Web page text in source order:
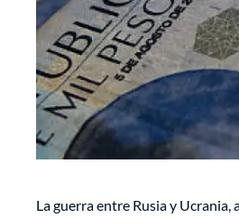
La guerra entre Rusia y